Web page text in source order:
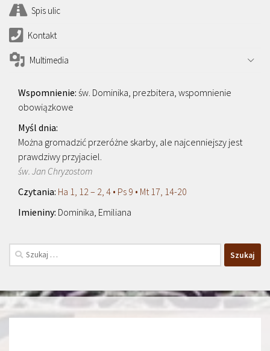
Spis ulic
Kontakt
Multimedia
św. Dominika, prezbitera, wspomnienie
obowiązkowe
Można gromadzić przeróżne skarby, ale najcenniejszy jest
prawdziwy przyjaciel.
św. Jan Chryzostom
Ha 1, 12 – 2, 4 • Ps 9 • Mt 17, 14-20
Dominika, Emiliana
Szukaj: